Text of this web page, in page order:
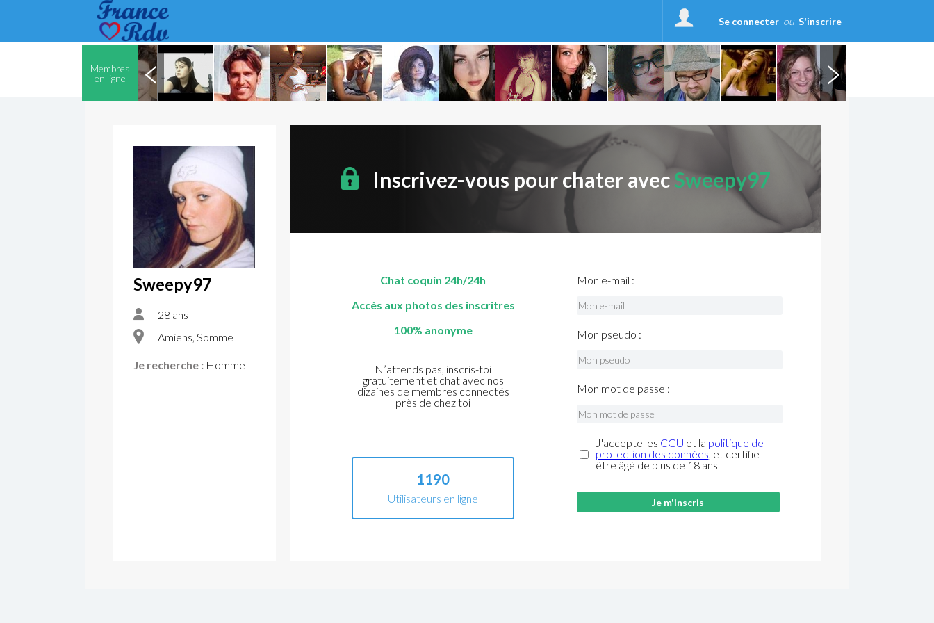
Se connecter ou S'inscrire
Membres
en ligne
Sweepy97
28 ans
Amiens, Somme
Je recherche : Homme
Inscrivez-vous pour chater avecSweepy97
Chat coquin 24h/24h
Accès aux photos des inscritres
100% anonyme
N’attends pas, inscris-toi
gratuitement et chat avec nos
dizaines de membres connectés
près de chez toi
1190
Utilisateurs en ligne
Mon e-mail :
Mon pseudo :
Mon mot de passe :
J'accepte les CGU et la politique de
protection des données, et certifie
être âgé de plus de 18 ans